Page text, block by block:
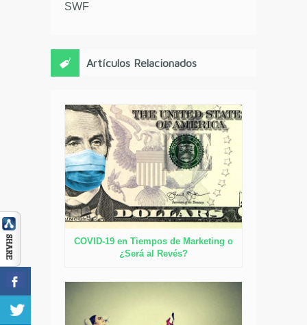
SWF
Artículos Relacionados
COVID-19 en Tiempos de Marketing o
¿Será al Revés?